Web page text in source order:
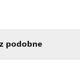
podobne